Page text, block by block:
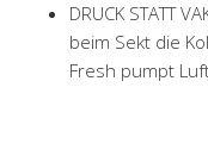
DRUCK STATT
beim Sekt die
Fresh pumpt